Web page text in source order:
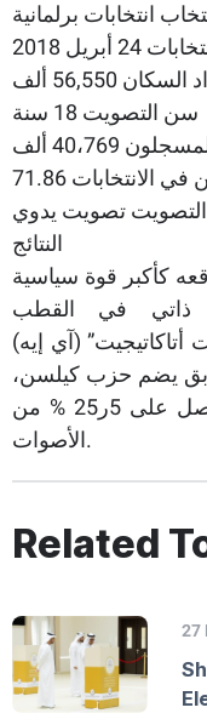
انتخابات برلمانية
أبريل 2018
56,550 ألف
سن التصويت 18 سنة
40،769 ألف
تصويت يدوي
النتائج
كأكبر قوة سياسية
ذاتي في القطب
أتاكاتيجيت” (آي إيه)
يضم حزب كيلسن،
ثان أكبر حزب في جرينلاند، حيث حصل على 5ر25 % من
الأصوات.
Related
27